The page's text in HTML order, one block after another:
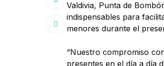
Valdivia, Punta de
indispensables para
menores durante el
“Nuestro compromiso
presentes en el día a día